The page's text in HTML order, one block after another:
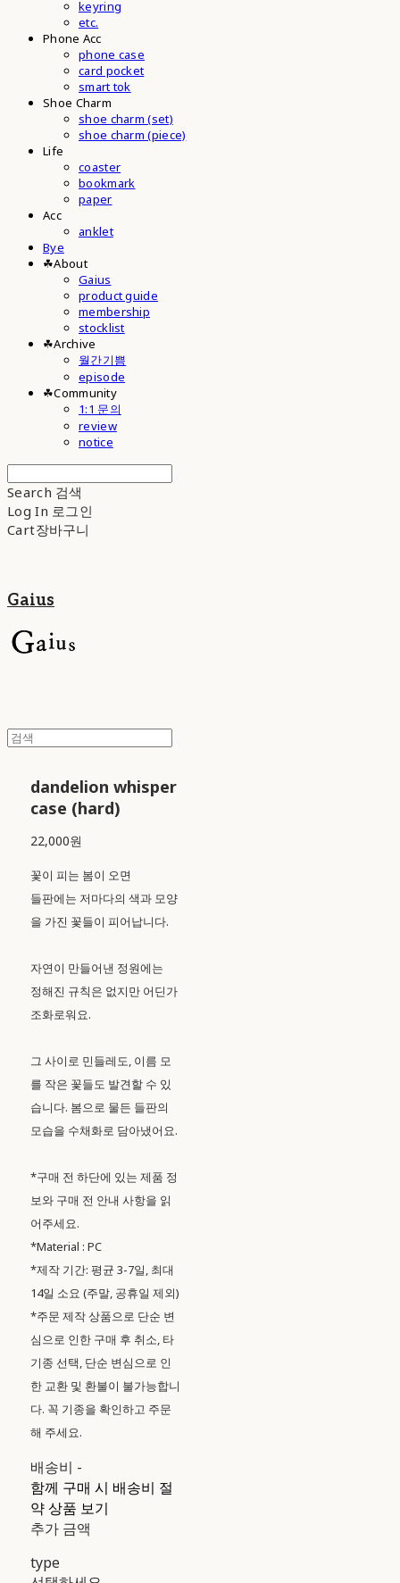
keyring
etc.
Phone Acc
phone case
card pocket
smart tok
Shoe Charm
shoe charm (set)
shoe charm (piece)
Life
coaster
bookmark
paper
Acc
anklet
Bye
☘︎About
Gaius
product guide
membership
stocklist
☘︎Archive
월간기쁨
episode
☘︎Community
1:1 문의
review
notice
Search 검색
Log In 로그인
Cart장바구니
Gaius
dandelion whisper
case (hard)
22,000원
꽃이 피는 봄이 오면
들판에는 저마다의 색과 모양
을 가진 꽃들이 피어납니다.
자연이 만들어낸 정원에는
정해진 규칙은 없지만 어딘가
조화로워요.
그 사이로 민들레도, 이름 모
를 작은 꽃들도 발견할 수 있
습니다. 봄으로 물든 들판의
모습을 수채화로 담아냈어요.
*구매 전 하단에 있는 제품 정
보와 구매 전 안내 사항을 읽
어주세요.
*Material : PC
*제작 기간: 평균 3-7일, 최대
14일 소요 (주말, 공휴일 제외)
*주문 제작 상품으로 단순 변
심으로 인한 구매 후 취소, 타
기종 선택, 단순 변심으로 인
한 교환 및 환불이 불가능합니
다. 꼭 기종을 확인하고 주문
해 주세요.
배송비 -
함께 구매 시 배송비 절
약 상품 보기
추가 금액
type